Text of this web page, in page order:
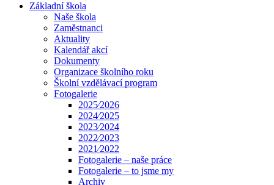
Základní škola
Naše škola
Zaměstnanci
Aktuality
Kalendář akcí
Dokumenty
Organizace školního roku
Školní vzdělávací program
Fotogalerie
2025⁄2026
2024⁄2025
2023⁄2024
2022⁄2023
2021⁄2022
Fotogalerie – naše práce
Fotogalerie – to jsme my
Archiv